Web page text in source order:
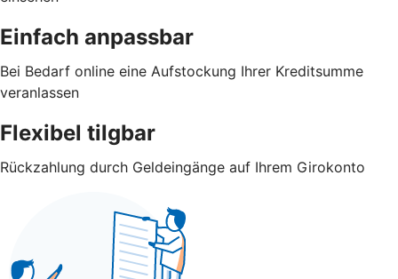
Einfach anpassbar
Bei Bedarf online eine Aufstockung Ihrer Kreditsumme
veranlassen
Flexibel tilgbar
Rückzahlung durch Geldeingänge auf Ihrem Girokonto